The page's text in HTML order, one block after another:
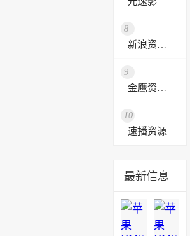
8
9
10
速播资源
最新信息